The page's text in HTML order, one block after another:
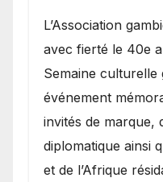
​L’Association
avec fierté le 40e
Semaine culturelle
événement
invités de marque,
diplomatique ainsi
et de l’Afrique